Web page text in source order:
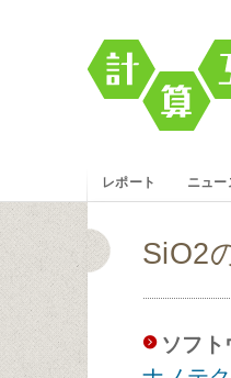
レポート ニュー
SiO2
ソフト